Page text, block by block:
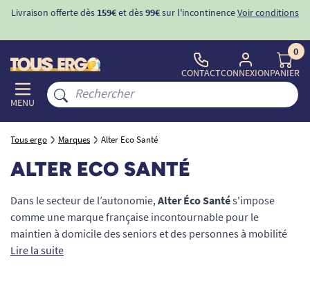
Livraison offerte dès 159€et dès99€sur l'incontinenceVoir conditions
MENU
CONTACTCONNEXION
0
PANIER
Tous ergo Marques Alter Eco Santé
ALTER ECO SANTÉ
Dans le secteur de l’autonomie,Alter Éco Santés'impose
comme une marque française incontournable pour le
maintien à domicile des seniors et des personnes à mobilité
réduite (PMR). Spécialisée dans la conception de matériel
Lire la suite